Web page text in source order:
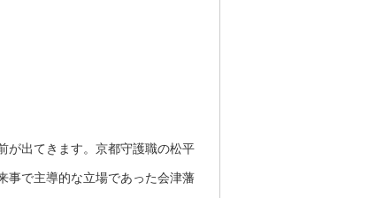
が出てきます。京都守護職の松平
事で主導的な立場であった会津藩